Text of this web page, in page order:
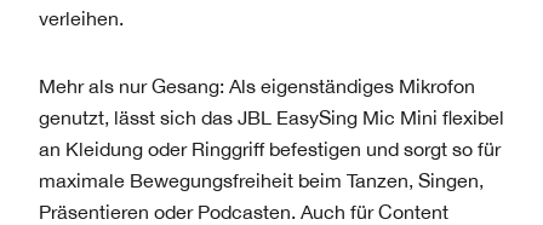
verleihen.
Mehr als nur Gesang: Als eigenständiges Mikrofon
genutzt, lässt sich das JBL EasySing Mic Mini flexibel
an Kleidung oder Ringgriff befestigen und sorgt so für
maximale Bewegungsfreiheit beim Tanzen, Singen,
Präsentieren oder Podcasten. Auch für Content